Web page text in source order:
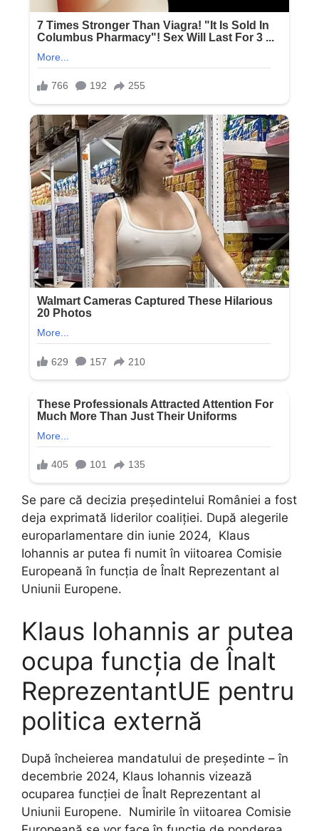
Se pare că decizia președintelui României a fost
deja exprimată liderilor coaliției. După alegerile
europarlamentare din iunie 2024, Klaus
Iohannis ar putea fi numit în viitoarea Comisie
Europeană în funcția de Înalt Reprezentant al
Uniunii Europene.
Klaus Iohannis ar putea
ocupa funcția de Înalt
ReprezentantUE pentru
politica externă
După încheierea mandatului de președinte – în
decembrie 2024, Klaus Iohannis vizează
ocuparea funcției de Înalt Reprezentant al
Uniunii Europene. Numirile în viitoarea Comisie